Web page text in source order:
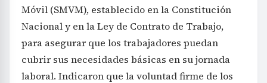
Móvil (SMVM), establecido en la Constitución
Nacional y en la Ley de Contrato de Trabajo,
para asegurar que los trabajadores puedan
cubrir sus necesidades básicas en su jornada
laboral. Indicaron que la voluntad firme de los